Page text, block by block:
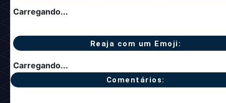
Carregando...
Reaja com um Emoji:
Carregando...
Comentários: